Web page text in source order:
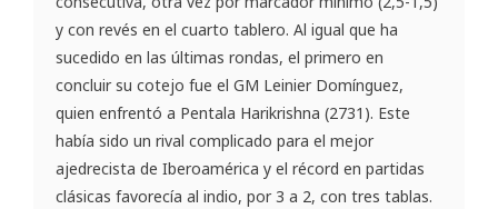
y con revés en el cuarto tablero. Al igual que ha
sucedido en las últimas rondas, el primero en
concluir su cotejo fue el GM Leinier Domínguez,
quien enfrentó a Pentala Harikrishna (2731). Este
había sido un rival complicado para el mejor
ajedrecista de Iberoamérica y el récord en partidas
clásicas favorecía al indio, por 3 a 2, con tres tablas.